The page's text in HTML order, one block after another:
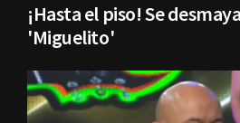
¡Hasta el piso! Se
'Miguelito'